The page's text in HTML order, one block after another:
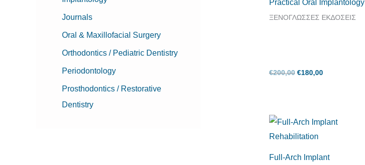
Journals
Oral & Maxillofacial Surgery
Orthodontics / Pediatric Dentistry
Periodontology
Prosthodontics / Restorative
Dentistry
Practical Oral Implantology
ΞΕΝΟΓΛΩΣΣΕΣ ΕΚΔΟΣΕΙΣ
€200,00 €180,00
Full-Arch Implant
Original
was:
Η
€110,00.